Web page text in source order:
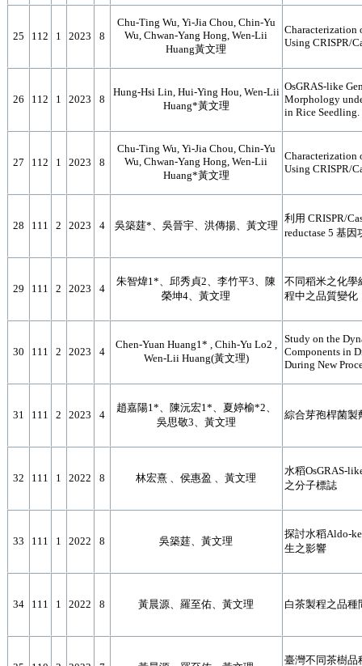
25 112 1 2023 8
Chu-Ting Wu, Yi-Jia Chou, Chin-Yu
Wu, Chwan-Yang Hong, Wen-Lii
Huang黃文理
Characterization
Using CRISPR/
26 112 1 2023 8
Hung-Hsi Lin, Hui-Ying Hou, Wen-Lii
Huang*黃文理
OsGRAS-like
Morphology
in Rice Seedling.
27 112 1 2023 8
Chu-Ting Wu, Yi-Jia Chou, Chin-Yu
Wu, Chwan-Yang Hong, Wen-Lii
Huang*黃文理
Characterization
Using CRISPR/
28 111 2 2023 4 吳築莛*、吳晉宇、洪傳揚、黃文理
利用 CRISPR/
reductase 5 基因
29 111 2 2023 4
朱智煒1*、邱秀貞2、李竹平3、陳
榮坤4、黃文理
不同稻米之化學
程中之品質變化
30 111 2 2023 4
Chen-Yuan Huang1* , Chih-Yu Lo2 ,
Wen-Lii Huang(黃文理)
Study on the
Components in
During New
31 111 2 2023 4
趙嘉陽1*、陳沅宏1*、夏婷榆*2、
吳思敬3、黃文理
綜合芽孢桿菌製
32 111 1 2022 8 林宏熹 、侯惠盈 、黃文理
水稻OsGRAS-
之分子標誌
33 111 1 2022 8 吳築莛、黃文理
探討水稻Aldo-
生之影響
34 111 1 2022 8 黃晨源、羅至佑、黃文理 白茶製程之品種
臺灣不同茶樹品